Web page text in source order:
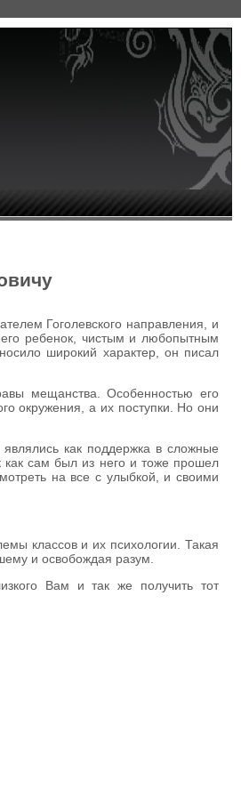
Гоголевского направления, и
ребенок, чистым и любопытным
широкий характер, он писал
мещанства. Особенностью его
окружения, а их поступки. Но они
как поддержка в сложные
как сам был из него и тоже прошел
на все с улыбкой, и своими
классов и их психологии. Такая
и освобождая разум.
Вам и так же получить тот